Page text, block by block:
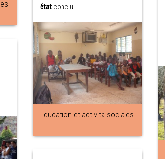
état conclu
Education et actività sociales